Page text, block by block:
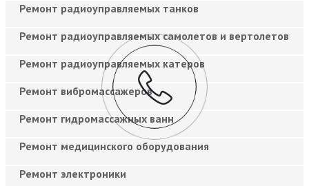
Ремонт радиоуправляемых танков
Ремонт радиоуправляемых самолетов и вертолетов
Ремонт радиоуправляемых катеров
Ремонт вибромассажеров
Ремонт гидромассажных ванн
Ремонт медицинского оборудования
Ремонт электроники